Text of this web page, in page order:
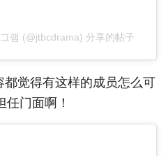
램 (@jtbcdrama) 分享的帖子
觉得有这样的成员怎么可
门面啊！